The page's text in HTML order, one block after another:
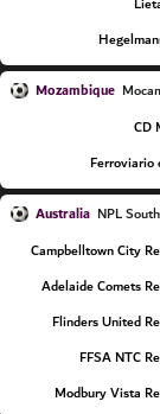
Mozambique
CD
Ferroviario
Australia NPL
Campbelltown City
Adelaide Comets
Flinders United
FFSA NTC
Modbury Vista